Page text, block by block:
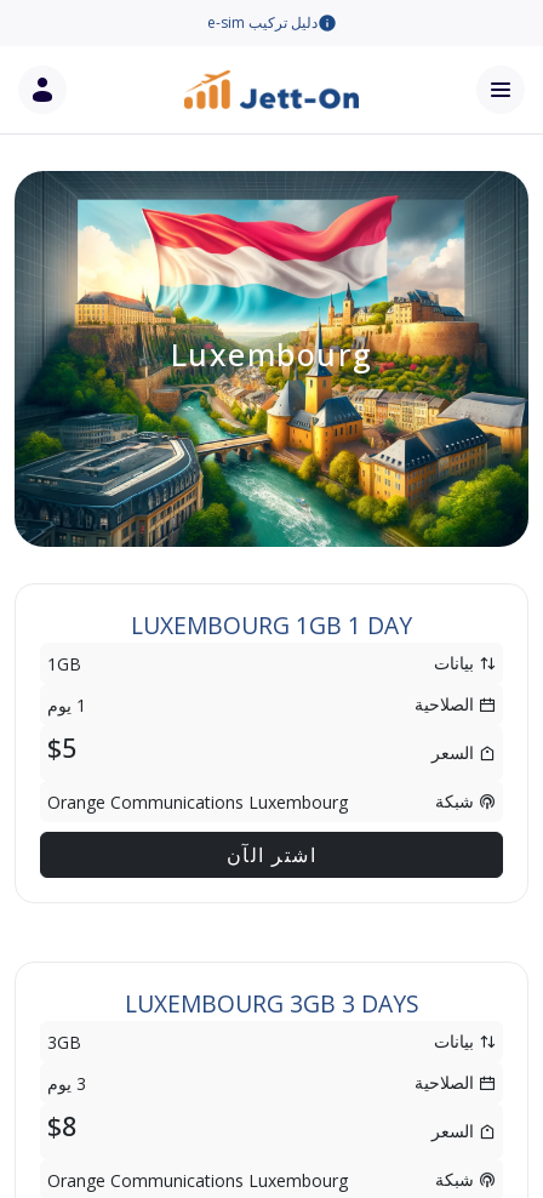
دليل تركيب e-sim
Luxembourg
LUXEMBOURG 1GB 1 DAY
بيانات
1GB
الصلاحية
1 يوم
السعر $5
شبكة Orange Communications Luxembourg
اشتر الآن
LUXEMBOURG 3GB 3 DAYS
بيانات
3GB
الصلاحية
3 يوم
السعر $8
شبكة Orange Communications Luxembourg